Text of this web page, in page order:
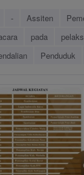
- Assiten
pada
Penduduk